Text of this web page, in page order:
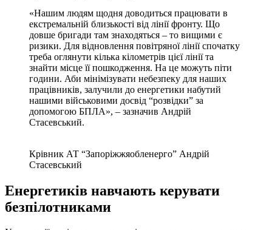
«Нашим людям щодня доводиться працювати в
екстремальній близькості від лінії фронту. Що
довше бригади там знаходяться – то вищими є
ризики. Для відновлення повітряної лінії спочатку
треба оглянути кілька кілометрів цієї лінії та
знайти місце її пошкодження. На це можуть піти
години. Аби мінімізувати небезпеку для наших
працівників, залучили до енергетики набутий
нашими військовими досвід “розвідки” за
допомогою БПЛА», – зазначив Андрій
Стасевський.
Крівник АТ “Запоріжжяобленерго” Андрій
Стасевський
Енергетиків навчають керувати
безпілотниками